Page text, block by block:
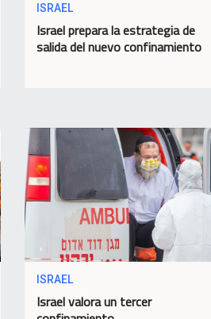
ISRAEL
Israel prepara la estrategia de
salida del nuevo confinamiento
ISRAEL
Israel valora un tercer